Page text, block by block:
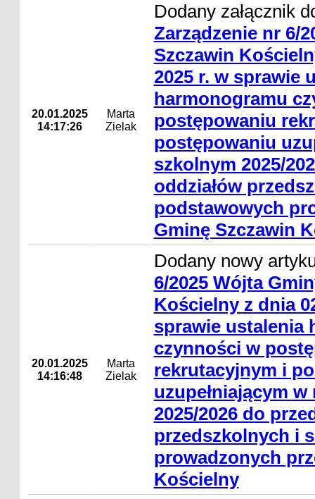
20.01.2025
14:17:26
Marta
Zielak
Dodany załącznik
Zarządzenie nr 6/
Szczawin
2025 r. w sprawie
harmonogramu
postępowaniu
postępowaniu
szkolnym 2025/
oddziałów
podstawowych
Gminę Szczawin
20.01.2025
14:16:48
Marta
Zielak
Dodany nowy
6/2025 Wójta
Kościelny z dnia
sprawie ustalenia
czynności w
rekrutacyjnym i
uzupełniającym
2025/2026 do
przedszkolnych i
prowadzonych
Kościelny